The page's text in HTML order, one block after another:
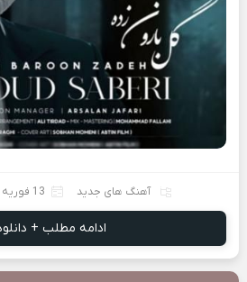
آهنگ های جدید 13 فوریه 2024
ادامه مطلب +